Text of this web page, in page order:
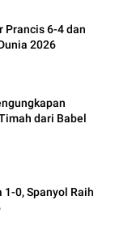
Prancis 6-4 dan
2026
dari Babel
0, Spanyol Raih